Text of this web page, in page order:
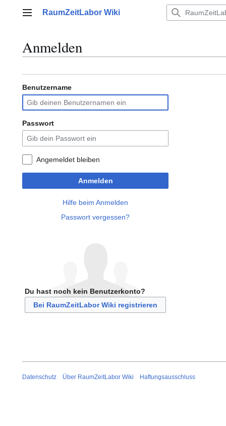
Hauptmenü
RaumZeitLabor Wiki
Anmelden
Benutzername
Passwort
Angemeldet bleiben
Anmelden
Hilfe beim Anmelden
Passwort vergessen?
Du hast noch kein Benutzerkonto?
Bei RaumZeitLabor Wiki registrieren
Datenschutz Über RaumZeitLabor Wiki Haftungsausschluss